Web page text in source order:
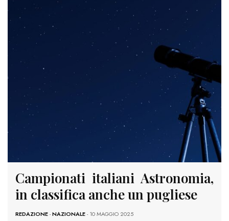
Campionati italiani Astronomia,
in classifica anche un pugliese
REDAZIONE-NAZIONALE- 10 MAGGIO 2025